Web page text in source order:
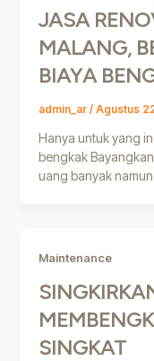
JASA
MALANG,
BIAYA
admin_ar / Agustus
Hanya untuk yang
bengkak
uang banyak
Maintenance
SINGKAT